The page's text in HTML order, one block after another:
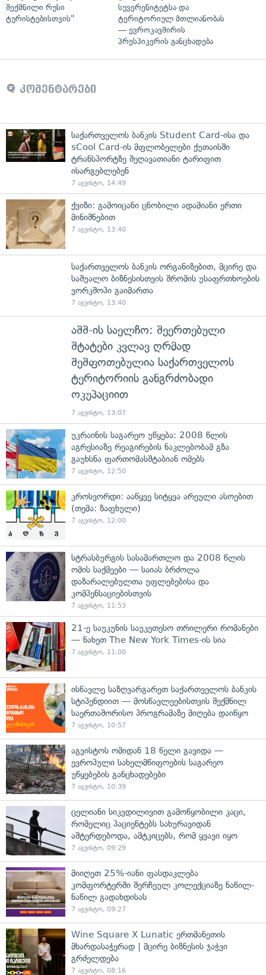
შექმნილი რუსი
ტურისტებისთვის"
სუვერენიტეტსა და
ტერიტორიულ მთლიანობას
— ევროკავშირის
პრესპიკერის განცხადება
კომენტარები
საქართველოს ბანკის Student Card-ისა და
sCool Card-ის მფლობელები ქუთაისში
ტრანსპორტზე შეღავათიანი ტარიფით
ისარგებლებენ
7 აგვისტო, 14:49
ქვიზი: გამოიცანი ცნობილი ადამიანი ერთი
მინიშნებით
7 აგვისტო, 13:40
საქართველოს ბანკის ორგანიზებით, მცირე და
საშუალო ბიზნესისთვის შრომის უსაფრთხოების
ვორკშოპი გაიმართა
7 აგვისტო, 13:40
აშშ-ის საელჩო: შეერთებული
შტატები კვლავ ღრმად
შეშფოთებულია საქართველოს
ტერიტორიის განგრძობადი
ოკუპაციით
7 აგვისტო, 13:07
უკრაინის საგარეო უწყება: 2008 წლის
აგრესიაზე რეაგირების ნაკლებობამ გზა
გაუხსნა ფართომასშტაბიან ომებს
7 აგვისტო, 12:50
კროსვორდი: ააწყვე სიტყვა არეული ასოებით
(თემა: ზაფხული)
7 აგვისტო, 12:00
სტრასბურგის სასამართლო და 2008 წლის
ომის საქმეები — საიას ბრძოლა
დაზარალებულთა უფლებებისა და
კომპენსაციებისთვის
7 აგვისტო, 11:53
21-ე საუკუნის საუკეთესო თრილერი რომანები
— ნახეთ The New York Times-ის სია
7 აგვისტო, 11:00
ისწავლე საზღვარგარეთ საქართველოს ბანკის
სტიპენდიით — მოსწავლეებისთვის შექმნილ
საერთაშორისო პროგრამაზე მიღება დაიწყო
7 აგვისტო, 10:57
აგვისტოს ომიდან 18 წელი გავიდა —
ევროპული სახელმწიფოების საგარეო
უწყებების განცხადებები
7 აგვისტო, 10:39
ცელიანი სიკვდილივით გამოწყობილი კაცი,
რომელიც პაციენტებს სახურავიდან
აშტერდებოდა, ამტკიცებს, რომ ყვავი იყო
7 აგვისტო, 09:29
მიიღეთ 25%-იანი ფასდაკლება
კომფორტერში შერჩეულ კოლექციაზე ნაწილ-
ნაწილ გადახდისას
7 აგვისტო, 09:27
Wine Square X Lunatic ერთმანეთის
მხარდასაჭერად | მცირე ბიზნესის ჯაჭვი
გრძელდება
7 აგვისტო, 08:16